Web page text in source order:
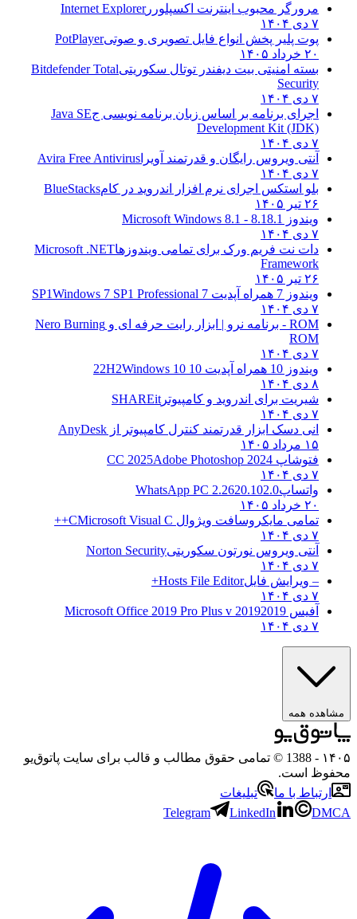
مرورگر محبوب اینترنت اکسپلوررInternet Explorer
پوت پلیر پخش انواع فایل تصویری و صوتیPotPlayer
بسته امنیتی بیت دیفندر توتال سکوریتیBitdefender Total
Security
اجرای برنامه بر اساس زبان برنامه نویسی جJava SE
Development Kit (JDK)
آنتی ویروس رایگان و قدرتمند آویرا Avira Free Antivirus
بلو استکس اجرای نرم افزار اندروید در کام BlueStacks
ویندوز 8.18.1 - Microsoft Windows 8.1
دات نت فریم ورک برای تمامی ویندوزهاMicrosoft .NET
Framework
ویندوز 7 همراه آپدیت 7 SP1
Windows 7 SP1 Professional
ROM - برنامه نرو | ابزار رایت حرفه ای و
Nero Burning
ROM
ویندوز 10 همراه آپدیت 10 22H2
Windows 10
شیریت برای اندروید و کامپیوترSHAREit
انی دسک ابزار قدرتمند کنترل کامپیوتر ازAnyDesk
فتوشاپ CC 2025Adobe Photoshop 2024
واتساپWhatsApp PC 2.2620.102.0
تمامی مایکروسافت ویژوال C Microsoft Visual C++
آنتی ویروس نورتون سکوریتیNorton Security
– ویرایش فایل Hosts File Editor+
آفیس 20192019 Microsoft Office 2019 Pro Plus v
همه
- 1388 © تمامی حقوق مطالب و قالب برای سایت پاتوق‌یو
است.
ارتباط با ما
تبلیغات
Telegram
LinkedIn